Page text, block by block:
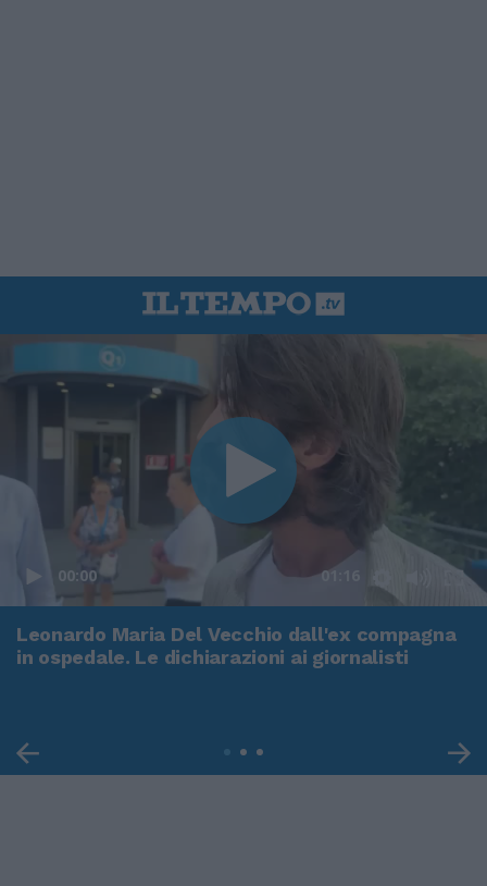
00:00 01:16
Leonardo Maria Del Vecchio dall'ex compagna
in ospedale. Le dichiarazioni ai giornalisti